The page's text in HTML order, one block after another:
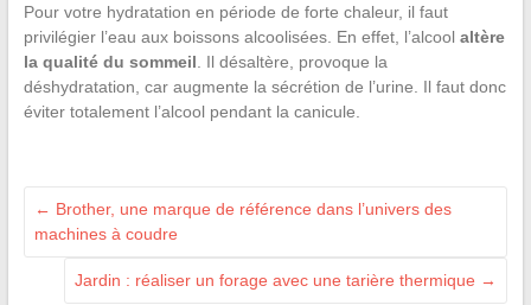
Pour votre hydratation en période de forte chaleur, il faut
privilégier l’eau aux boissons alcoolisées. En effet, l’alcool altère
la qualité du sommeil . Il désaltère, provoque la
déshydratation, car augmente la sécrétion de l’urine. Il faut donc
éviter totalement l’alcool pendant la canicule.
← Brother, une marque de référence dans l’univers des
machines à coudre
Jardin : réaliser un forage avec une tarière thermique →